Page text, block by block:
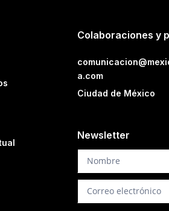
Colaboraciones y
a.com
Ciudad de México
Newsletter
Newsletter